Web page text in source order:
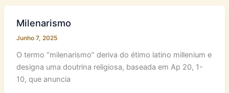
Milenarismo
Junho 7, 2025
O termo “milenarismo” deriva do étimo latino millenium e
designa uma doutrina religiosa, baseada em Ap 20, 1-
10, que anuncia